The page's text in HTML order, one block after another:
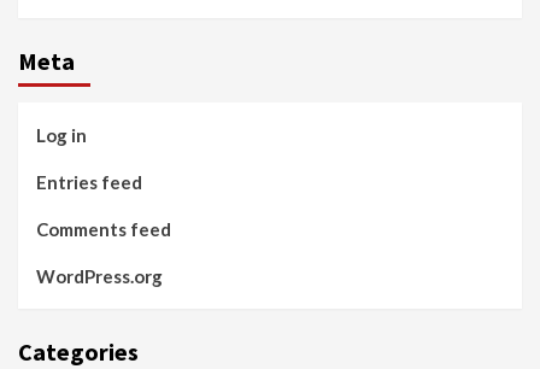
Meta
Log in
Entries feed
Comments feed
WordPress.org
Categories